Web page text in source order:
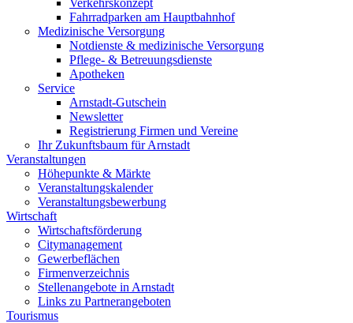
Verkehrskonzept
Fahrradparken am Hauptbahnhof
Medizinische Versorgung
Notdienste & medizinische Versorgung
Pflege- & Betreuungsdienste
Apotheken
Service
Arnstadt-Gutschein
Newsletter
Registrierung Firmen und Vereine
Ihr Zukunftsbaum für Arnstadt
Veranstaltungen
Höhepunkte & Märkte
Veranstaltungskalender
Veranstaltungsbewerbung
Wirtschaft
Wirtschaftsförderung
Citymanagement
Gewerbeflächen
Firmenverzeichnis
Stellenangebote in Arnstadt
Links zu Partnerangeboten
Tourismus